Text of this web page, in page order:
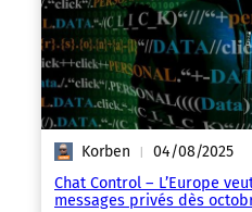
Korben | 04/08/2025
Chat Control – L’Europe
messages privés dès